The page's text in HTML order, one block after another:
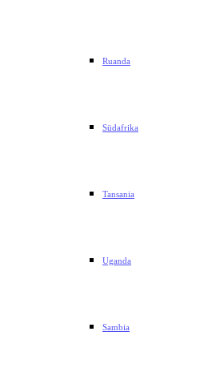
Ruanda
Südafrika
Tansania
Uganda
Sambia